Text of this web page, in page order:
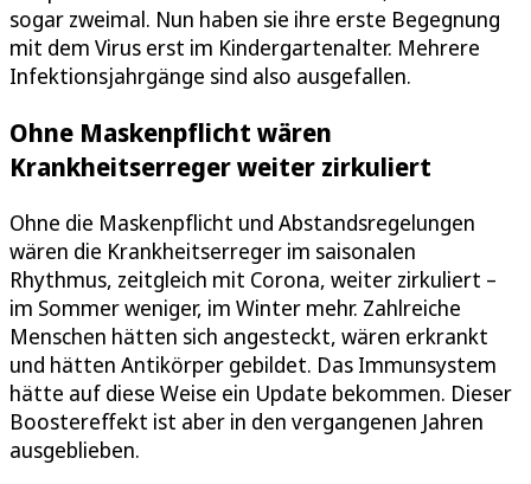
sogar zweimal. Nun haben sie ihre erste Begegnung
mit dem Virus erst im Kindergartenalter. Mehrere
Infektionsjahrgänge sind also ausgefallen.
Ohne Maskenpflicht wären
Krankheitserreger weiter zirkuliert
Ohne die Maskenpflicht und Abstandsregelungen
wären die Krankheitserreger im saisonalen
Rhythmus, zeitgleich mit Corona, weiter zirkuliert –
im Sommer weniger, im Winter mehr. Zahlreiche
Menschen hätten sich angesteckt, wären erkrankt
und hätten Antikörper gebildet. Das Immunsystem
hätte auf diese Weise ein Update bekommen. Dieser
Boostereffekt ist aber in den vergangenen Jahren
ausgeblieben.